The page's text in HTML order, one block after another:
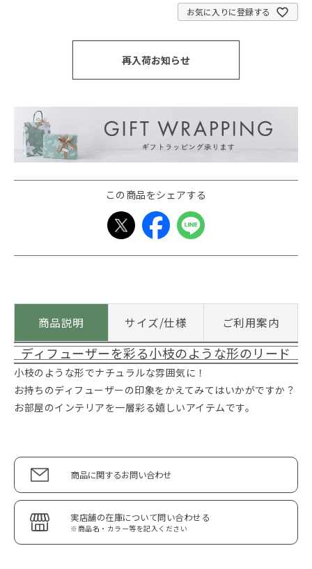
お気に入りに登録する
再入荷お知らせ
この商品をシェアする
商品説明 サイズ/仕様 ご利用案内
ディフューザーを彩る小枝のような形のリード
小枝のような形でナチュラルな雰囲気に！
お持ちのディフューザーの印象をかえてみてはいかがですか？
お部屋のインテリアを一層彩る嬉しいアイテムです。
商品に関するお問い合わせ
実店舗の在庫について問い合わせる
※商品名・カラー等を記入ください